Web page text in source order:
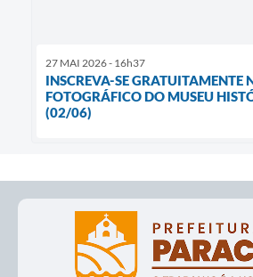
27 MAI 2026 - 16h37
INSCREVA-SE GRATUITAMENTE
FOTOGRÁFICO DO MUSEU
(02/06)